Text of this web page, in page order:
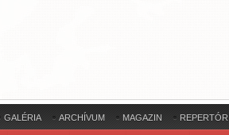
GALÉRIA ARCHÍVUM MAGAZIN